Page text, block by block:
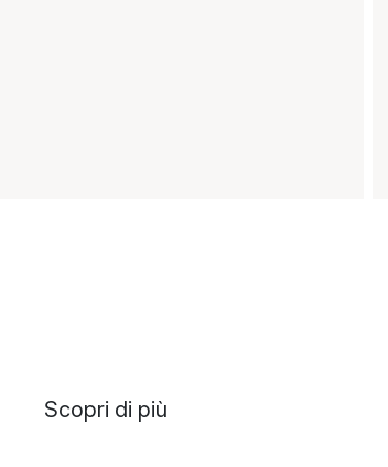
Scopri di più